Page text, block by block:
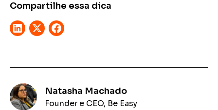
Compartilhe essa dica
Natasha Machado
Founder e CEO, Be Easy